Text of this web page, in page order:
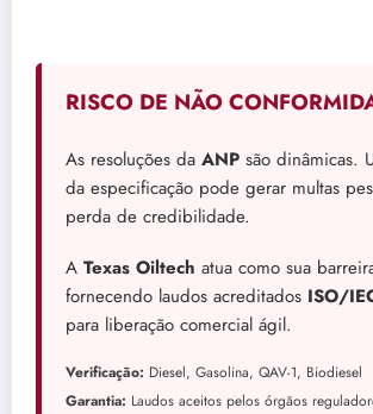
RISCO DE NÃO
As resoluções da ANP são dinâmicas.
da especificação pode gerar multas
perda de credibilidade.
A Texas Oiltech atua como sua
fornecendo laudos acreditados ISO/
para liberação comercial ágil.
Verificação: Diesel, Gasolina, QAV-1, Biodiesel
Garantia: Laudos aceitos pelos órgãos